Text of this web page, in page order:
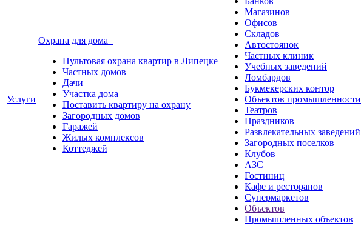
Услуги
Охрана для дома
Пультовая охрана квартир в Липецке
Частных домов
Дачи
Участка дома
Поставить квартиру на охрану
Загородных домов
Гаражей
Жилых комплексов
Коттеджей
Магазинов
Офисов
Складов
Автостоянок
Частных клиник
Учебных заведений
Ломбардов
Букмекерских контор
Объектов промышленности
Театров
Праздников
Развлекательных заведений
Загородных поселков
Клубов
АЗС
Гостиниц
Кафе и ресторанов
Супермаркетов
Объектов
Промышленных объектов